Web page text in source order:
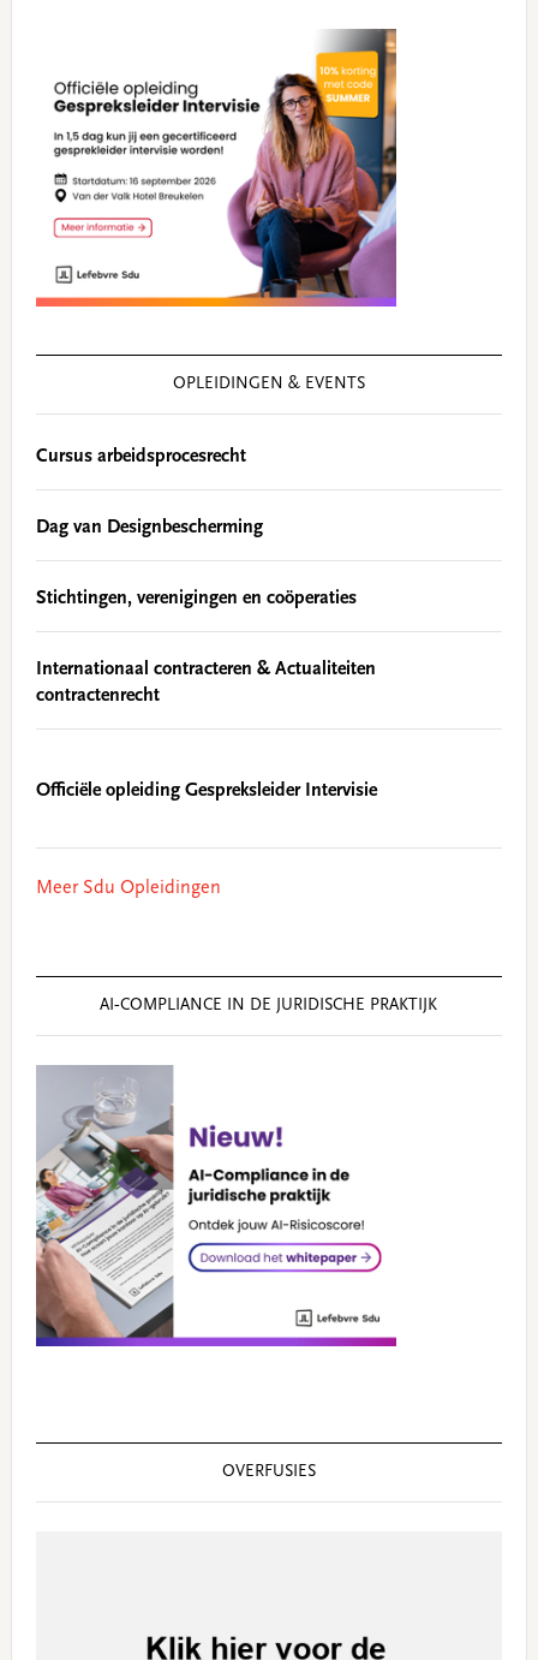
OPLEIDINGEN & EVENTS
Cursus arbeidsprocesrecht
Dag van Designbescherming
Stichtingen, verenigingen en coöperaties
Internationaal contracteren & Actualiteiten
contractenrecht
Officiële opleiding Gespreksleider Intervisie
Meer Sdu Opleidingen
AI‑COMPLIANCE IN DE JURIDISCHE PRAKTIJK
OVERFUSIES